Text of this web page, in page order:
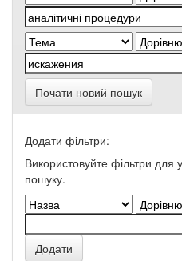
Почати новий пошук
Додати фільтри:
Використовуйте фільтри для
пошуку.